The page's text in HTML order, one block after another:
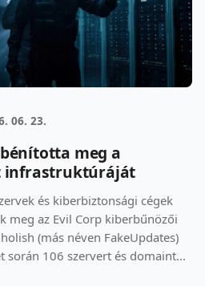
06. 23.
meg a
infrastruktúráját
és kiberbiztonsági cégek
meg az Evil Corp kiberbűnözői
(más néven FakeUpdates)
106 szervert és domaint...